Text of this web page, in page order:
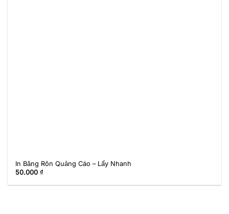
In Băng Rôn Quảng Cáo – Lấy Nhanh
50.000₫